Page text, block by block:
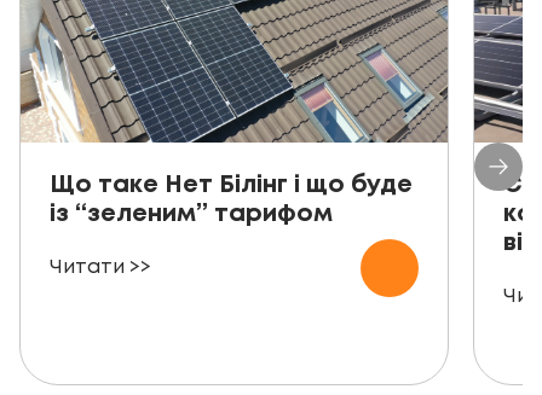
Що таке Нет Білінг і що буде
із “зеленим” тарифом
Читати >>